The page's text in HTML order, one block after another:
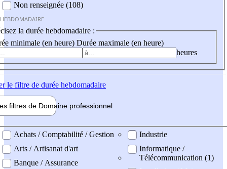
Non renseignée (108)
la durée hebdomadaire :
minimale (en heure) Durée maximale (en heure)
heures
le filtre de durée hebdomadaire
filtres de Domaine professionnel
professionel
Achats / Comptabilité / Gestion
Arts / Artisanat d'art
Banque / Assurance
Industrie
Informatique /
Télécommunication (1)